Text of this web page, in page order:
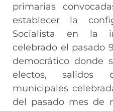
primarias
establecer la
Socialista en la
celebrado el pasado
democrático donde
electos, salidos
municipales
del pasado mes de